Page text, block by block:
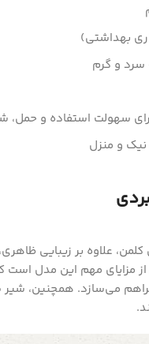
بهداشتی)
سرد و گرم
سهولت استفاده و حمل،
و منزل
علاوه بر زیبایی ظاهری،
مزایای مهم این مدل است
می‌سازد. همچنین، شیر